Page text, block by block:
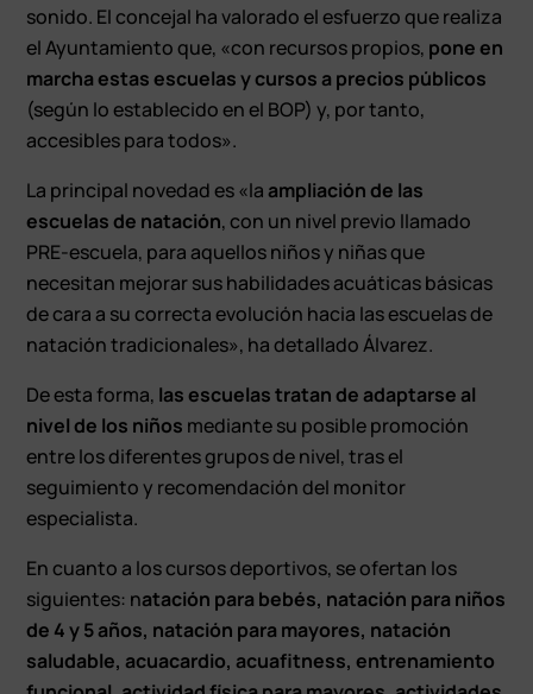
sonido. El concejal ha valorado el esfuerzo que realiza
el Ayuntamiento que, «con recursos propios, pone en
marcha estas escuelas y cursos a precios públicos
(según lo establecido en el BOP) y, por tanto,
accesibles para todos».
La principal novedad es «laampliación de las
escuelas de natación, con un nivel previo llamado
PRE-escuela, para aquellos niños y niñas que
necesitan mejorar sus habilidades acuáticas básicas
de cara a su correcta evolución hacia las escuelas de
natación tradicionales», ha detallado Álvarez.
De esta forma, las escuelas tratan de adaptarse al
nivel de los niños mediante su posible promoción
entre los diferentes grupos de nivel, tras el
seguimiento y recomendación del monitor
especialista.
En cuanto a los cursos deportivos, se ofertan los
siguientes: natación para bebés, natación para niños
de 4 y 5 años, natación para mayores, natación
saludable, acuacardio, acuafitness, entrenamiento